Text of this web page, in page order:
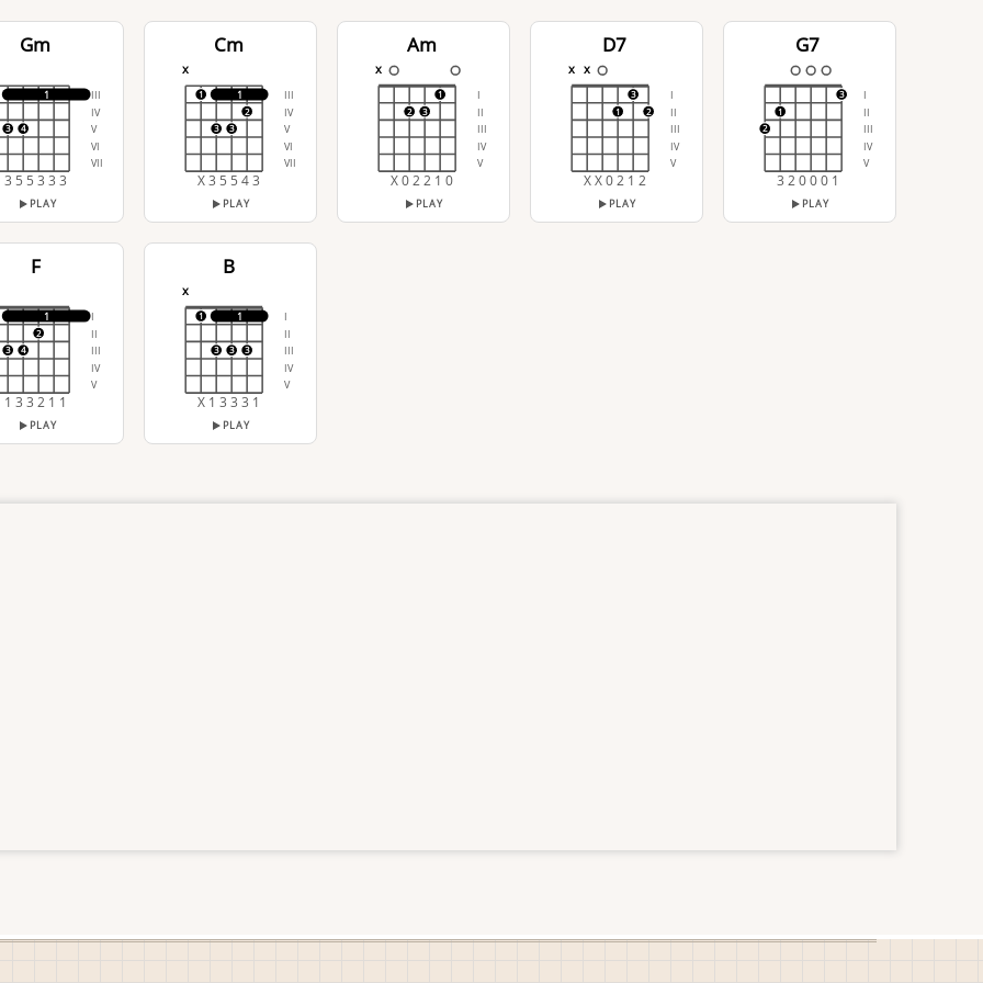
Gm
III
IV
V
VI
VII
1
3 4
3 5 5 3 3 3
PLAY
Cm
x
III
IV
V
VI
VII
1
1
3 3
2
X 3 5 5 4 3
PLAY
Am
x
I
II
III
IV
V
2 3
1
X 0 2 2 1 0
PLAY
D7
x x
I
II
III
IV
V
1
3
2
X X 0 2 1 2
PLAY
G7
I
II
III
IV
V
2
1
3
3 2 0 0 0 1
PLAY
F
I
II
III
IV
V
1
3 4
2
1 3 3 2 1 1
PLAY
B
x
I
II
III
IV
V
1
1
3 3 3
X 1 3 3 3 1
PLAY